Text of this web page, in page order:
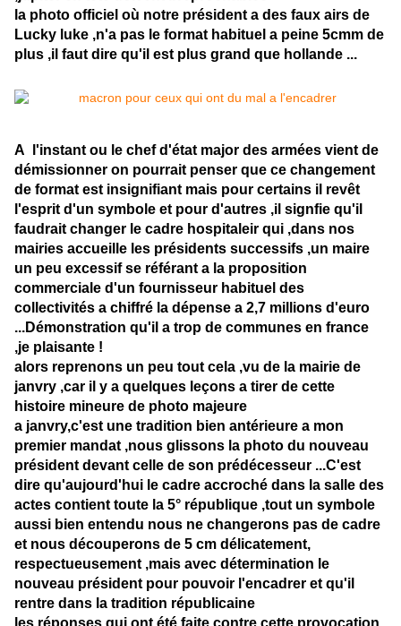
la photo officiel où notre président a des faux airs de
Lucky luke ,n'a pas le format habituel a peine 5cmm de
plus ,il faut dire qu'il est plus grand que hollande ...
A l'instant ou le chef d'état major des armées vient de
démissionner on pourrait penser que ce changement
de format est insignifiant mais pour certains il revêt
l'esprit d'un symbole et pour d'autres ,il signfie qu'il
faudrait changer le cadre hospitaleir qui ,dans nos
mairies accueille les présidents successifs ,un maire
un peu excessif se référant a la proposition
commerciale d'un fournisseur habituel des
collectivités a chiffré la dépense a 2,7 millions d'euro
...Démonstration qu'il a trop de communes en france
,je plaisante !
alors reprenons un peu tout cela ,vu de la mairie de
janvry ,car il y a quelques leçons a tirer de cette
histoire mineure de photo majeure
a janvry,c'est une tradition bien antérieure a mon
premier mandat ,nous glissons la photo du nouveau
président devant celle de son prédécesseur ...C'est
dire qu'aujourd'hui le cadre accroché dans la salle des
actes contient toute la 5° république ,tout un symbole
aussi bien entendu nous ne changerons pas de cadre
et nous découperons de 5 cm délicatement,
respectueusement ,mais avec détermination le
nouveau président pour pouvoir l'encadrer et qu'il
rentre dans la tradition républicaine